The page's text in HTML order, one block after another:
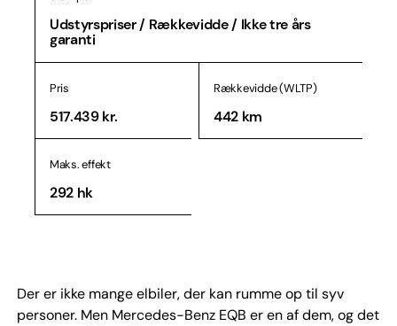
Udstyrspriser / Rækkevidde / Ikke tre års
garanti
Pris
517.439 kr.
Rækkevidde (WLTP)
442 km
Maks. effekt
292 hk
Der er ikke mange elbiler, der kan rumme op til syv
personer. Men Mercedes-Benz EQB er en af dem, og det